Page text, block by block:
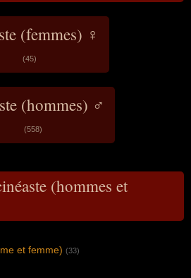
(femmes) ♀
(45)
(hommes) ♂
(558)
(hommes et
et femme) (33)